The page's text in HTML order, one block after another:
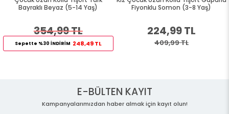
Bayraklı Beyaz (5-14 Yaş)
354,99 TL
Sepette %30 İNDİRİM 248,49 TL
Fiyonklu Somon (3-8 Yaş)
224,99 TL
409,99 TL
E-BÜLTEN KAYIT
Kampanyalarımızdan haber almak için kayıt olun!